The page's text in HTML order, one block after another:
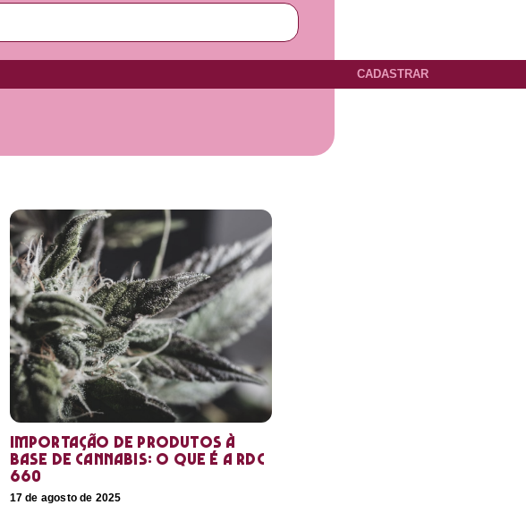
CADASTRAR
Importação de produtos à
base de cannabis: o que é a RDC
660
17 de agosto de 2025